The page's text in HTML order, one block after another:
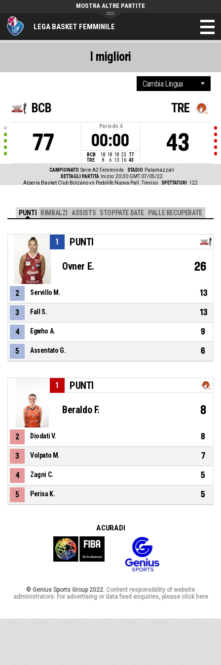
LEGA BASKET FEMMINILE
MOSTRA ALTRE PARTITE
BCB
77
Periodo 4
00:00
BCB 18 18 18 23
77
TRE
8 6 13 16 43
TRE
43
CAMPIONATO Serie A2 Femminile STADIO Palamazzali
DETTAGLI PARTITA
Inizio: 20:30 GMT 07/05/22
Alperia Basket Club Bolzano vs Podolife Nuova Pall. Treviso
SPETTATORI 122
I migliori
PUNTI RIMBALZI ASSISTS STOPPATE DATE PALLE RECUPERATE
PUNTI
1
Ovner E. 26
2 Servillo M. 13
3 Fall S. 13
4 Egwho A. 9
5 Assentato G. 6
PUNTI
1
Beraldo F. 8
2 Diodati V. 8
3 Volpato M. 7
4 Zagni C. 5
5 Perisa K. 5
A CURA DI
© Genius Sports Group 2022. Content responsibility of website
administrators. For advertising or data feed enquiries, please click here